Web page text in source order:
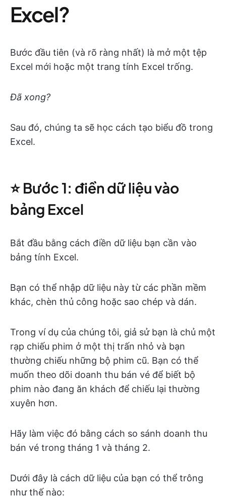
Excel?
Bước đầu tiên (và rõ ràng nhất) là mở một tệp
Excel mới hoặc một trang tính Excel trống.
Đã xong?
Sau đó, chúng ta sẽ học cách tạo biểu đồ trong
Excel.
⭐️ Bước 1: điền dữ liệu vào
bảng Excel
Bắt đầu bằng cách điền dữ liệu bạn cần vào
bảng tính Excel.
Bạn có thể nhập dữ liệu này từ các phần mềm
khác, chèn thủ công hoặc sao chép và dán.
Trong ví dụ của chúng tôi, giả sử bạn là chủ một
rạp chiếu phim ở một thị trấn nhỏ và bạn
thường chiếu những bộ phim cũ. Bạn có thể
muốn theo dõi doanh thu bán vé để biết bộ
phim nào đang ăn khách để chiếu lại thường
xuyên hơn.
Hãy làm việc đó bằng cách so sánh doanh thu
bán vé trong tháng 1 và tháng 2.
Dưới đây là cách dữ liệu của bạn có thể trông
như thế nào: